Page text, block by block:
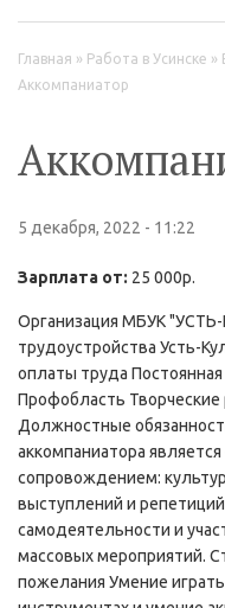
Вы здесь
Главная » Работа в Усинске »
Аккомпаниатор
5 декабря, 2022 - 11:22
Зарплата от: 25 000р.
Организация МБУК
трудоустройства Усть-
оплаты труда
Профобласть Творческие
Должностные
аккомпаниатора
сопровождением:
выступлений и
самодеятельности и
массовых мероприятий.
пожелания Умение